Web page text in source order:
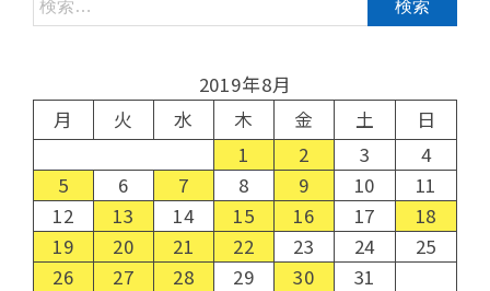
2019年8月
月
火 水 木 金 土
日
1
2 3
4
5
6 7 8 9 10
11
12
13 14 15 16 17
18
19
20 21 22 23 24
25
26
27 28 29 30 31